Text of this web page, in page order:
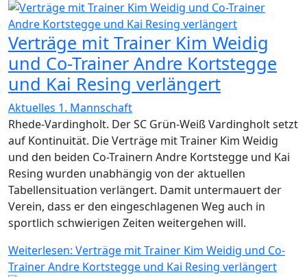
Verträge mit Trainer Kim Weidig
und Co-Trainer Andre Kortstegge
und Kai Resing verlängert
Aktuelles 1. Mannschaft
Rhede-Vardingholt. Der SC Grün-Weiß Vardingholt setzt
auf Kontinuität. Die Verträge mit Trainer Kim Weidig
und den beiden Co-Trainern Andre Kortstegge und Kai
Resing wurden unabhängig von der aktuellen
Tabellensituation verlängert. Damit untermauert der
Verein, dass er den eingeschlagenen Weg auch in
sportlich schwierigen Zeiten weitergehen will.
Weiterlesen: Verträge mit Trainer Kim Weidig und Co-
Trainer Andre Kortstegge und Kai Resing verlängert